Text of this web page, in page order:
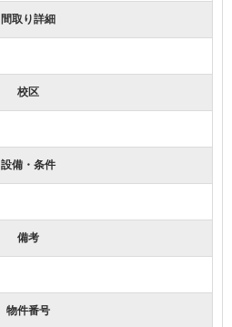
間取り詳細
校区
設備・条件
備考
物件番号